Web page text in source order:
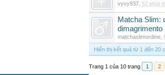
vyvy937 52 phút
Matcha Slim:
dimagrimento
matchaslimordine
Hiển thị kết quả từ 1 đến 20
Trang 1 của 10 trang 1 2